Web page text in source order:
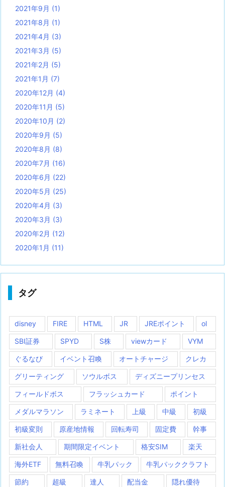
2021年9月 (1)
2021年8月 (1)
2021年4月 (3)
2021年3月 (5)
2021年2月 (5)
2021年1月 (7)
2020年12月 (4)
2020年11月 (5)
2020年10月 (2)
2020年9月 (5)
2020年8月 (8)
2020年7月 (16)
2020年6月 (22)
2020年5月 (25)
2020年4月 (3)
2020年3月 (3)
2020年2月 (12)
2020年1月 (11)
タグ
disney FIRE HTML JR JREポイント ol
SBI証券 SPYD S株 viewカード VYM
ぐるなび イベント召喚 オートチャージ クレカ
グリーティング ソウルボス ディズニープリンセス
フィールドボス フラッシュカード ポイント
メダルマラソン ラミネート 上級 中級 初級
初級変則 原産地情報 回転寿司 固定費 幹事
新社会人 期間限定イベント 格安SIM 楽天
海外ETF 無料召喚 牛乳パック 牛乳パッククラフト
節約 超級 達人 配当金 隠れ優待